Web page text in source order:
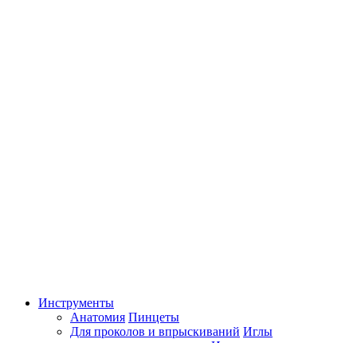
Инструменты
Анатомия Пинцеты
Для проколов и впрыскиваний Иглы